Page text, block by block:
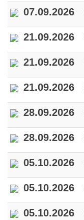
07.09.2026
21.09.2026
21.09.2026
21.09.2026
28.09.2026
28.09.2026
05.10.2026
05.10.2026
05.10.2026